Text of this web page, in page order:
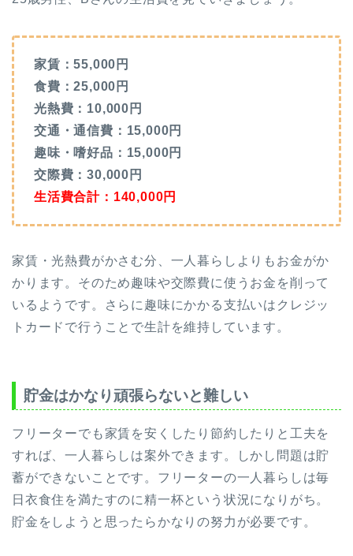
家賃：55,000円
食費：25,000円
光熱費：10,000円
交通・通信費：15,000円
趣味・嗜好品：15,000円
交際費：30,000円
生活費合計：140,000円
家賃・光熱費がかさむ分、一人暮らしよりもお金がか
かります。そのため趣味や交際費に使うお金を削って
いるようです。さらに趣味にかかる支払いはクレジッ
トカードで行うことで生計を維持しています。
貯金はかなり頑張らないと難しい
フリーターでも家賃を安くしたり節約したりと工夫を
すれば、一人暮らしは案外できます。しかし問題は貯
蓄ができないことです。フリーターの一人暮らしは毎
日衣食住を満たすのに精一杯という状況になりがち。
貯金をしようと思ったらかなりの努力が必要です。